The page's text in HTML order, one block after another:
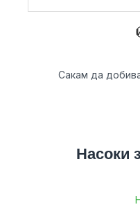
Сакам да
Насоки